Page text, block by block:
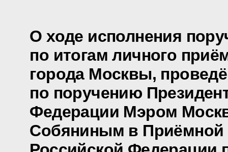
О ходе исполнения
по итогам личного
города Москвы,
по поручению
Федерации Мэром
Собяниным в Приёмной